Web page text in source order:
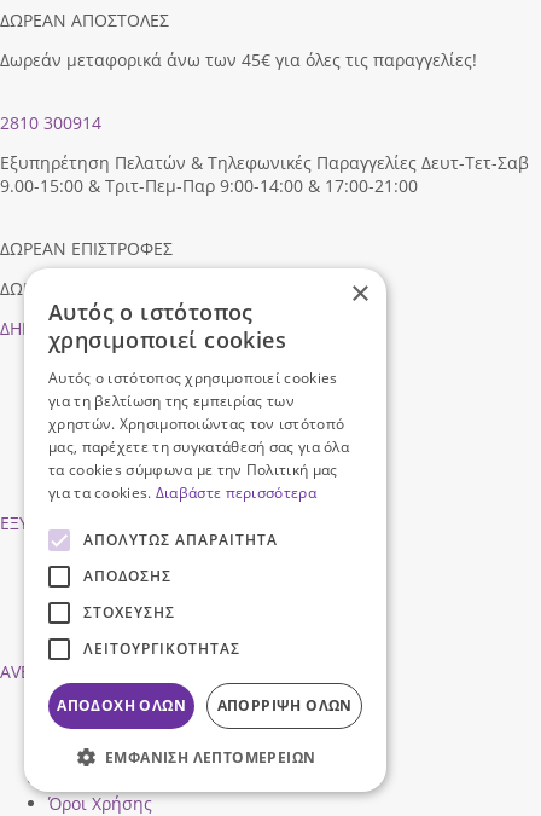
ΔΩΡΕΑΝ ΑΠΟΣΤΟΛΕΣ
Δωρεάν μεταφορικά άνω των 45€ για όλες τις παραγγελίες!
2810 300914
Εξυπηρέτηση Πελατών & Τηλεφωνικές Παραγγελίες Δευτ-Τετ-Σαβ
9.00-15:00 & Τριτ-Πεμ-Παρ 9:00-14:00 & 17:00-21:00
ΔΩΡΕΑΝ ΕΠΙΣΤΡΟΦΕΣ
ΔΩΡΕΑΝ Επιστροφές σε όλες τις παραγγελίες
ΔΗΜΟΦΙΛEIΣ ΑΝΑΖΗΤΗΣΕΙΣ
SUMMER SALES 2026
ΓΥΝΑΙΚΕΙΑ
ΑΝΔΡΙΚΑ
ΠΑΙΔΙΚΑ
ΑΞΕΣΟΥΑΡ
NEW SUMMER COLLECTION
ΕΞΥΠΗΡΕΤΗΣΗ ΠΕΛΑΤΩΝ
Τρόποι Πληρωμής
Τρόποι Αποστολής
Επιστροφές προϊόντων
Συχνές Ερωτήσεις
AVENTIS SHOES
Προφίλ εταιρείας
Ασφάλεια Συναλλαγών
Προσωπικά Δεδομένα
Όροι Χρήσης
×
Αυτός ο ιστότοπος
χρησιμοποιεί cookies
Αυτός ο ιστότοπος χρησιμοποιεί cookies
για τη βελτίωση της εμπειρίας των
χρηστών. Χρησιμοποιώντας τον ιστότοπό
μας, παρέχετε τη συγκατάθεσή σας για όλα
τα cookies σύμφωνα με την Πολιτική μας
για τα cookies. Διαβάστε περισσότερα
ΑΠΟΛΎΤΩΣ ΑΠΑΡΑΊΤΗΤΑ
ΑΠΌΔΟΣΗΣ
ΣΤΌΧΕΥΣΗΣ
ΛΕΙΤΟΥΡΓΙΚΌΤΗΤΑΣ
ΑΠΟΔΟΧΉ ΌΛΩΝ ΑΠΌΡΡΙΨΗ ΌΛΩΝ
ΕΜΦΆΝΙΣΗ ΛΕΠΤΟΜΕΡΕΙΏΝ